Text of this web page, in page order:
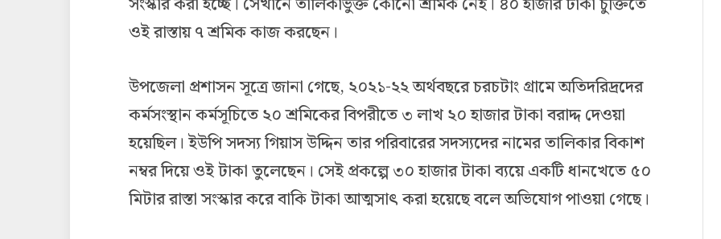
ওই রাস্তায় ৭ শ্রমিক কাজ করছেন।
উপজেলা প্রশাসন সূত্রে জানা গেছে, ২০২১-২২ অর্থবছরে চরচটাং গ্রামে অতিদরিদ্রদের
কর্মসংস্থান কর্মসূচিতে ২০ শ্রমিকের বিপরীতে ৩ লাখ ২০ হাজার টাকা বরাদ্দ দেওয়া
হয়েছিল। ইউপি সদস্য গিয়াস উদ্দিন তার পরিবারের সদস্যদের নামের তালিকার বিকাশ
নম্বর দিয়ে ওই টাকা তুলেছেন। সেই প্রকল্পে ৩০ হাজার টাকা ব্যয়ে একটি ধানখেতে ৫০
মিটার রাস্তা সংস্কার করে বাকি টাকা আত্মসাৎ করা হয়েছে বলে অভিযোগ পাওয়া গেছে।